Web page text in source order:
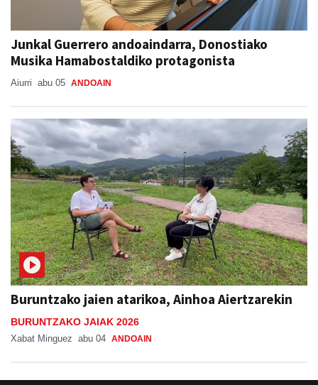
Junkal Guerrero andoaindarra, Donostiako
Musika Hamabostaldiko protagonista
Aiurri abu 05 ANDOAIN
Buruntzako jaien atarikoa, Ainhoa Aiertzarekin
BURUNTZAKO JAIAK 2026
Xabat Minguez abu 04 ANDOAIN